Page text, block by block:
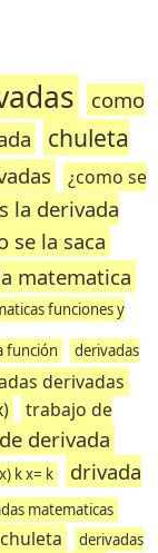
como
chuleta
¿como se
la derivada
se la saca
matematica
funciones y
función
derivadas
derivadas
trabajo de
derivada
k x= k
drivada
matematicas
derivadas